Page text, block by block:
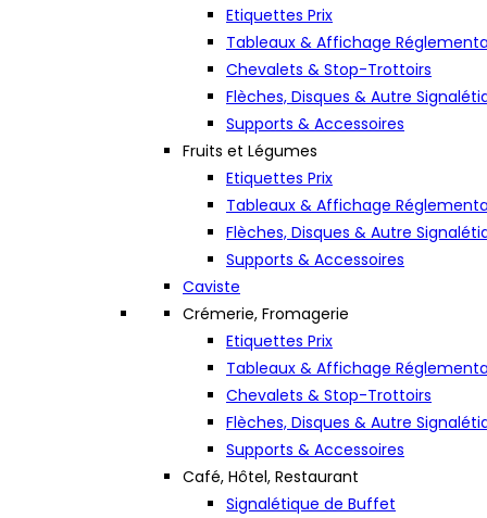
Etiquettes Prix
Tableaux & Affichage
Chevalets & Stop-Trottoirs
Flèches, Disques & Autre
Supports & Accessoires
Fruits et Légumes
Etiquettes Prix
Tableaux & Affichage
Flèches, Disques & Autre
Supports & Accessoires
Caviste
Crémerie, Fromagerie
Etiquettes Prix
Tableaux & Affichage
Chevalets & Stop-Trottoirs
Flèches, Disques & Autre
Supports & Accessoires
Café, Hôtel, Restaurant
Signalétique de Buffet